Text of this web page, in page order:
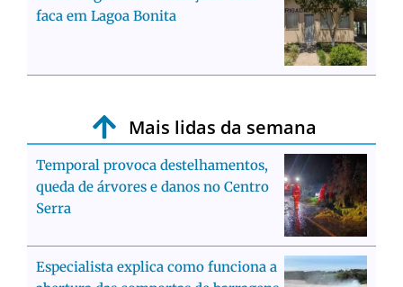
faca em Lagoa Bonita
Mais lidas da semana
Temporal provoca destelhamentos,
queda de árvores e danos no Centro
Serra
Especialista explica como funciona a